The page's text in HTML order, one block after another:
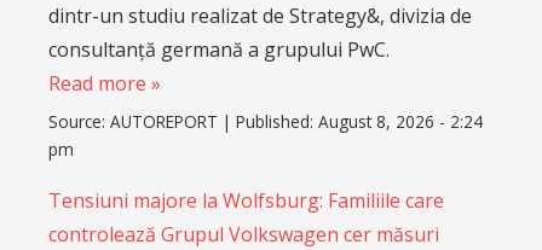
dintr-un studiu realizat de Strategy&, divizia de
consultanță germană a grupului PwC.
Read more »
Source: AUTOREPORT | Published: August 8, 2026 - 2:24
pm
Tensiuni majore la Wolfsburg: Familiile care
controlează Grupul Volkswagen cer măsuri